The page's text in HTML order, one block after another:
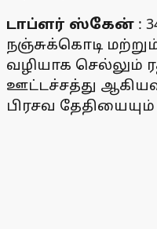
டாப்ளர் ஸ்கேன் :
நஞ்சுக்கொடி
வழியாக செல்லும்
ஊட்டச்சத்து
பிரசவ